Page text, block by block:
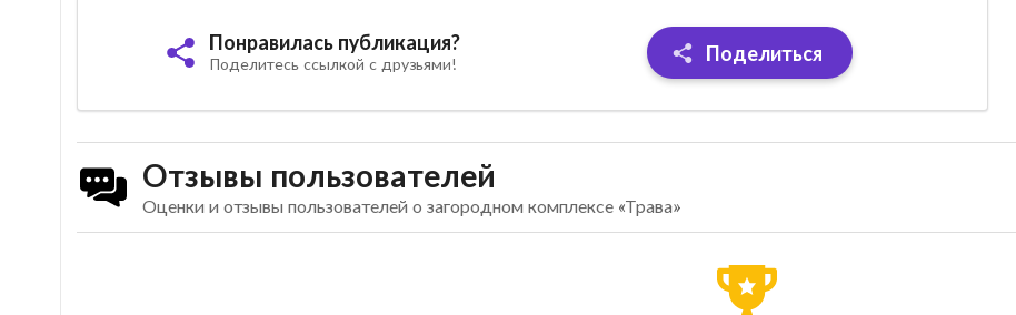
Понравилась публикация?
Поделитесь ссылкой с друзьями! Поделиться
Отзывы пользователей
Оценки и отзывы пользователей о загородном комплексе «Трава»